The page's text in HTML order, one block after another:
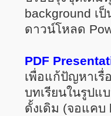
background เ
ดาวน์โหลด
PDF
เพื่อแก้ปัญหาเรื่
บทเรียนในรูปแ
ดั้งเดิม (จอแคบ